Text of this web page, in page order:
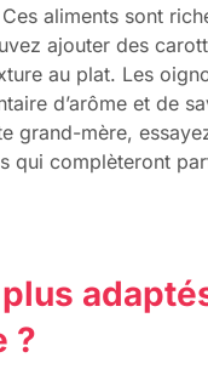
aliments sont
ajouter des
au plat. Les
d’arôme et de
grand-mère,
qui complèteront
?